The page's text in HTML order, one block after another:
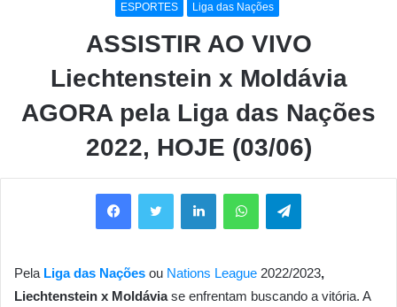
ESPORTES Liga das Nações
ASSISTIR AO VIVO
Liechtenstein x Moldávia
AGORA pela Liga das Nações
2022, HOJE (03/06)
FacebookTwitter LinkedinWhatsAppTelegram
Pela Liga das Nações ou Nations League 2022/2023,
Liechtenstein x Moldáviase enfrentam buscando a vitória. A